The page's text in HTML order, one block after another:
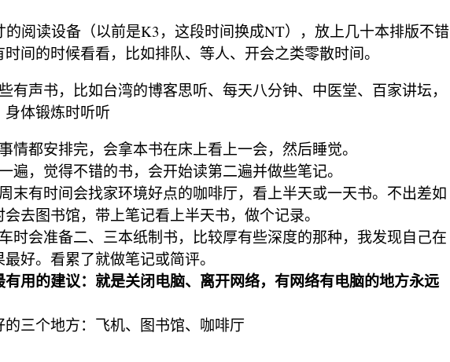
的阅读设备（以前是K3，这段时间换成NT），放上几十本排版不错
间的时候看看，比如排队、等人、开会之类零散时间。
有声书，比如台湾的博客思听、每天八分钟、中医堂、百家讲坛，
体锻炼时听听
情都安排完，会拿本书在床上看上一会，然后睡觉。
遍，觉得不错的书，会开始读第二遍并做些笔记。
末有时间会找家环境好点的咖啡厅，看上半天或一天书。不出差如
去图书馆，带上笔记看上半天书，做个记录。
时会准备二、三本纸制书，比较厚有些深度的那种，我发现自己在
好。看累了就做笔记或简评。
用的建议：就是关闭电脑、离开网络，有网络有电脑的地方永远
三个地方：飞机、图书馆、咖啡厅